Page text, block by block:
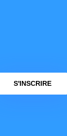
S'INSCRIRE